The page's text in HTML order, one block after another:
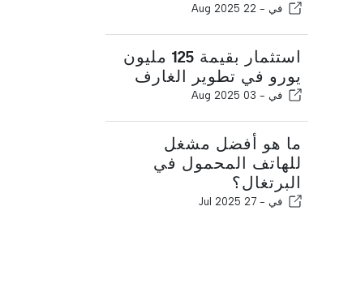
في - 22 Aug 2025
استثمار بقيمة 125 مليون
يورو في تطوير الغارف
في - 03 Aug 2025
ما هو أفضل مشغل
للهاتف المحمول في
البرتغال؟
في - 27 Jul 2025